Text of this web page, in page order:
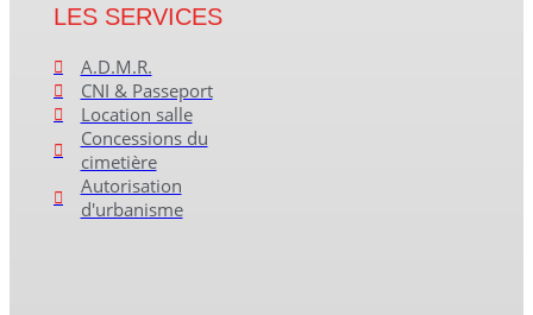
LES SERVICES
A.D.M.R.
CNI & Passeport
Location salle
Concessions du
cimetière
Autorisation
d'urbanisme